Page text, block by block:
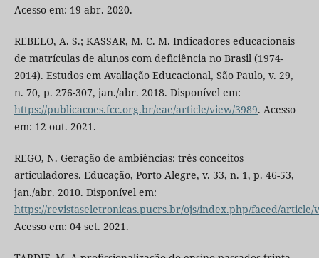
Acesso em: 19 abr. 2020.
REBELO, A. S.; KASSAR, M. C. M. Indicadores educacionais
de matrículas de alunos com deficiência no Brasil (1974-
2014). Estudos em Avaliação Educacional, São Paulo, v. 29,
n. 70, p. 276-307, jan./abr. 2018. Disponível em:
https://publicacoes.fcc.org.br/eae/article/view/3989. Acesso
em: 12 out. 2021.
REGO, N. Geração de ambiências: três conceitos
articuladores. Educação, Porto Alegre, v. 33, n. 1, p. 46-53,
jan./abr. 2010. Disponível em:
https://revistaseletronicas.pucrs.br/ojs/index.php/faced/article/
Acesso em: 04 set. 2021.